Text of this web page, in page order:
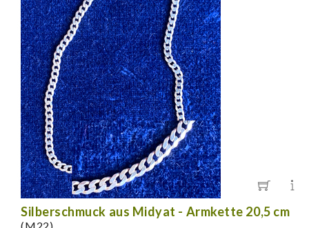
Silberschmuck aus Midyat - Armkette 20,5 cm